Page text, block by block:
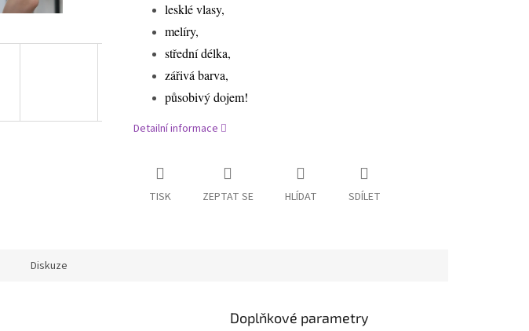
lesklé vlasy,
melíry,
střední délka,
zářivá barva,
působivý dojem!
Detailní informace
TISK ZEPTAT SE HLÍDAT SDÍLET
Diskuze
Doplňkové parametry